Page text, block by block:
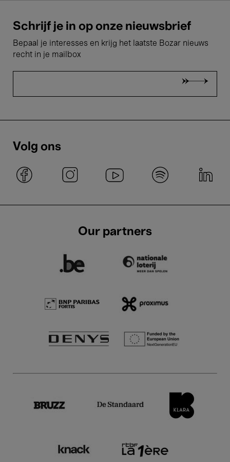
Schrijf je in op onze nieuwsbrief
Bepaal je interesses en krijg het laatste Bozar nieuws
recht in je mailbox
Volg ons
Our partners